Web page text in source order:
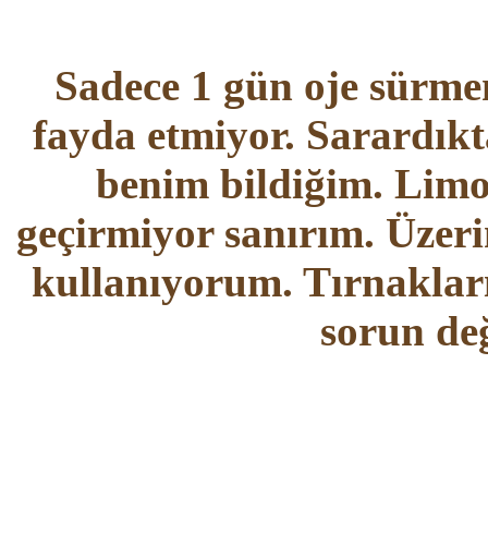
Sadece 1 gün oje
fayda etmiyor.
benim bildiğim.
geçirmiyor sanırım.
kullanıyorum.
sorun